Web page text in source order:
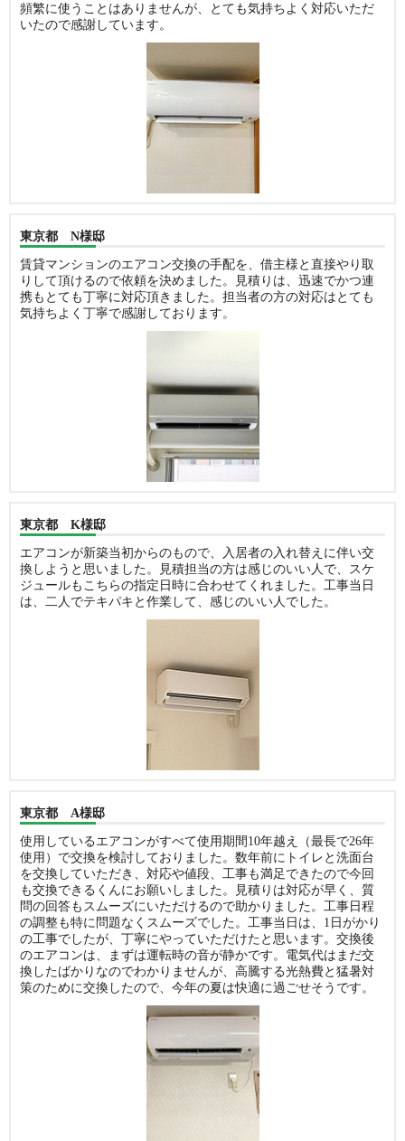
頻繁に使うことはありませんが、とても気持ちよく対応いただ
いたので感謝しています。
東京都 N様邸
賃貸マンションのエアコン交換の手配を、借主様と直接やり取
りして頂けるので依頼を決めました。見積りは、迅速でかつ連
携もとても丁寧に対応頂きました。担当者の方の対応はとても
気持ちよく丁寧で感謝しております。
東京都 K様邸
エアコンが新築当初からのもので、入居者の入れ替えに伴い交
換しようと思いました。見積担当の方は感じのいい人で、スケ
ジュールもこちらの指定日時に合わせてくれました。工事当日
は、二人でテキパキと作業して、感じのいい人でした。
東京都 A様邸
使用しているエアコンがすべて使用期間10年越え（最長で26年
使用）で交換を検討しておりました。数年前にトイレと洗面台
を交換していただき、対応や値段、工事も満足できたので今回
も交換できるくんにお願いしました。見積りは対応が早く、質
問の回答もスムーズにいただけるので助かりました。工事日程
の調整も特に問題なくスムーズでした。工事当日は、1日がかり
の工事でしたが、丁寧にやっていただけたと思います。交換後
のエアコンは、まずは運転時の音が静かです。電気代はまだ交
換したばかりなのでわかりませんが、高騰する光熱費と猛暑対
策のために交換したので、今年の夏は快適に過ごせそうです。